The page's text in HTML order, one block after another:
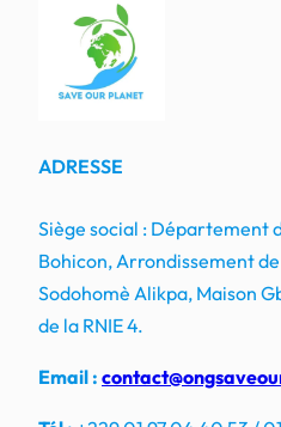
ADRESSE
Siège social : Département
Bohicon, Arrondissement
Sodohomè Alikpa, Maison
de la RNIE 4.
Email :